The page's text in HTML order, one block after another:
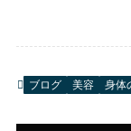
ブログ 美容 身体